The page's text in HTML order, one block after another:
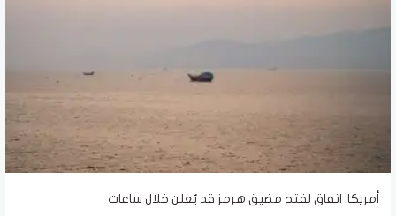
أمريكا: اتفاق لفتح مضيق هرمز قد يُعلن خلال ساعات